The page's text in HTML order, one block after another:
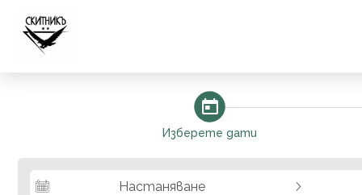
steps_calendar
Изберете дати
Настаняване